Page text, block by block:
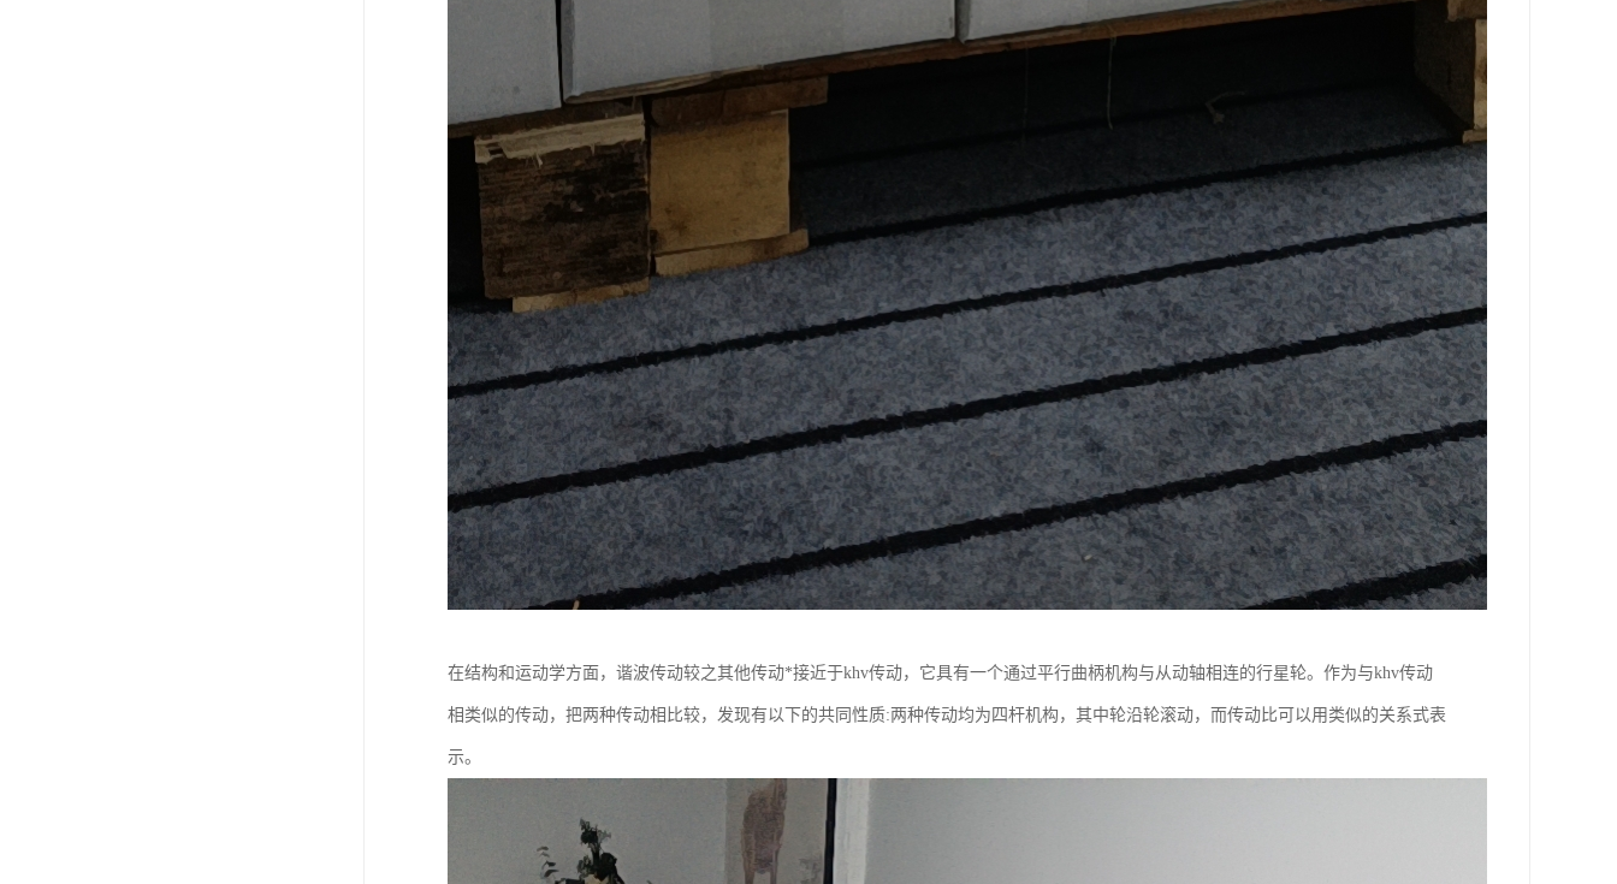
在结构和运动学方面，谐波传动较之其他传动*接近于khv传动，它具有一个通过平行曲柄机构与从动轴相连的行星轮。作为与khv传动
相类似的传动，把两种传动相比较，发现有以下的共同性质:两种传动均为四杆机构，其中轮沿轮滚动，而传动比可以用类似的关系式表
示。